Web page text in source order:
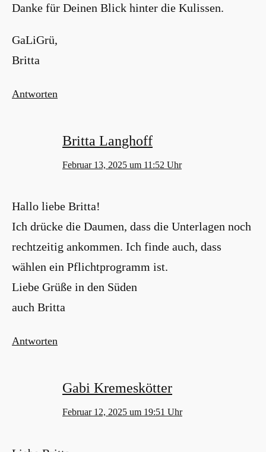
Danke für Deinen Blick hinter die Kulissen.
GaLiGrü,
Britta
Antworten
Britta Langhoff
Februar 13, 2025 um 11:52 Uhr
Hallo liebe Britta!
Ich drücke die Daumen, dass die Unterlagen noch
rechtzeitig ankommen. Ich finde auch, dass
wählen ein Pflichtprogramm ist.
Liebe Grüße in den Süden
auch Britta
Antworten
Gabi Kremeskötter
Februar 12, 2025 um 19:51 Uhr